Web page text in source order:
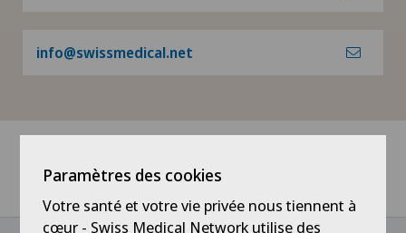
info@swissmedical.net
Paramètres des cookies
Votre santé et votre vie privée nous tiennent à
cœur - Swiss Medical Network utilise des